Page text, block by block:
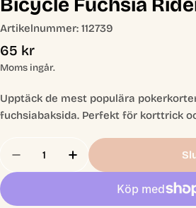
Artikelnummer: 112739
Ordinarie
pris
65 kr
Moms ingår.
Upptäck de mest populära
fuchsiabaksida. Perfekt för korttrick
Minska Antal För Bicycle
Öka Antal För